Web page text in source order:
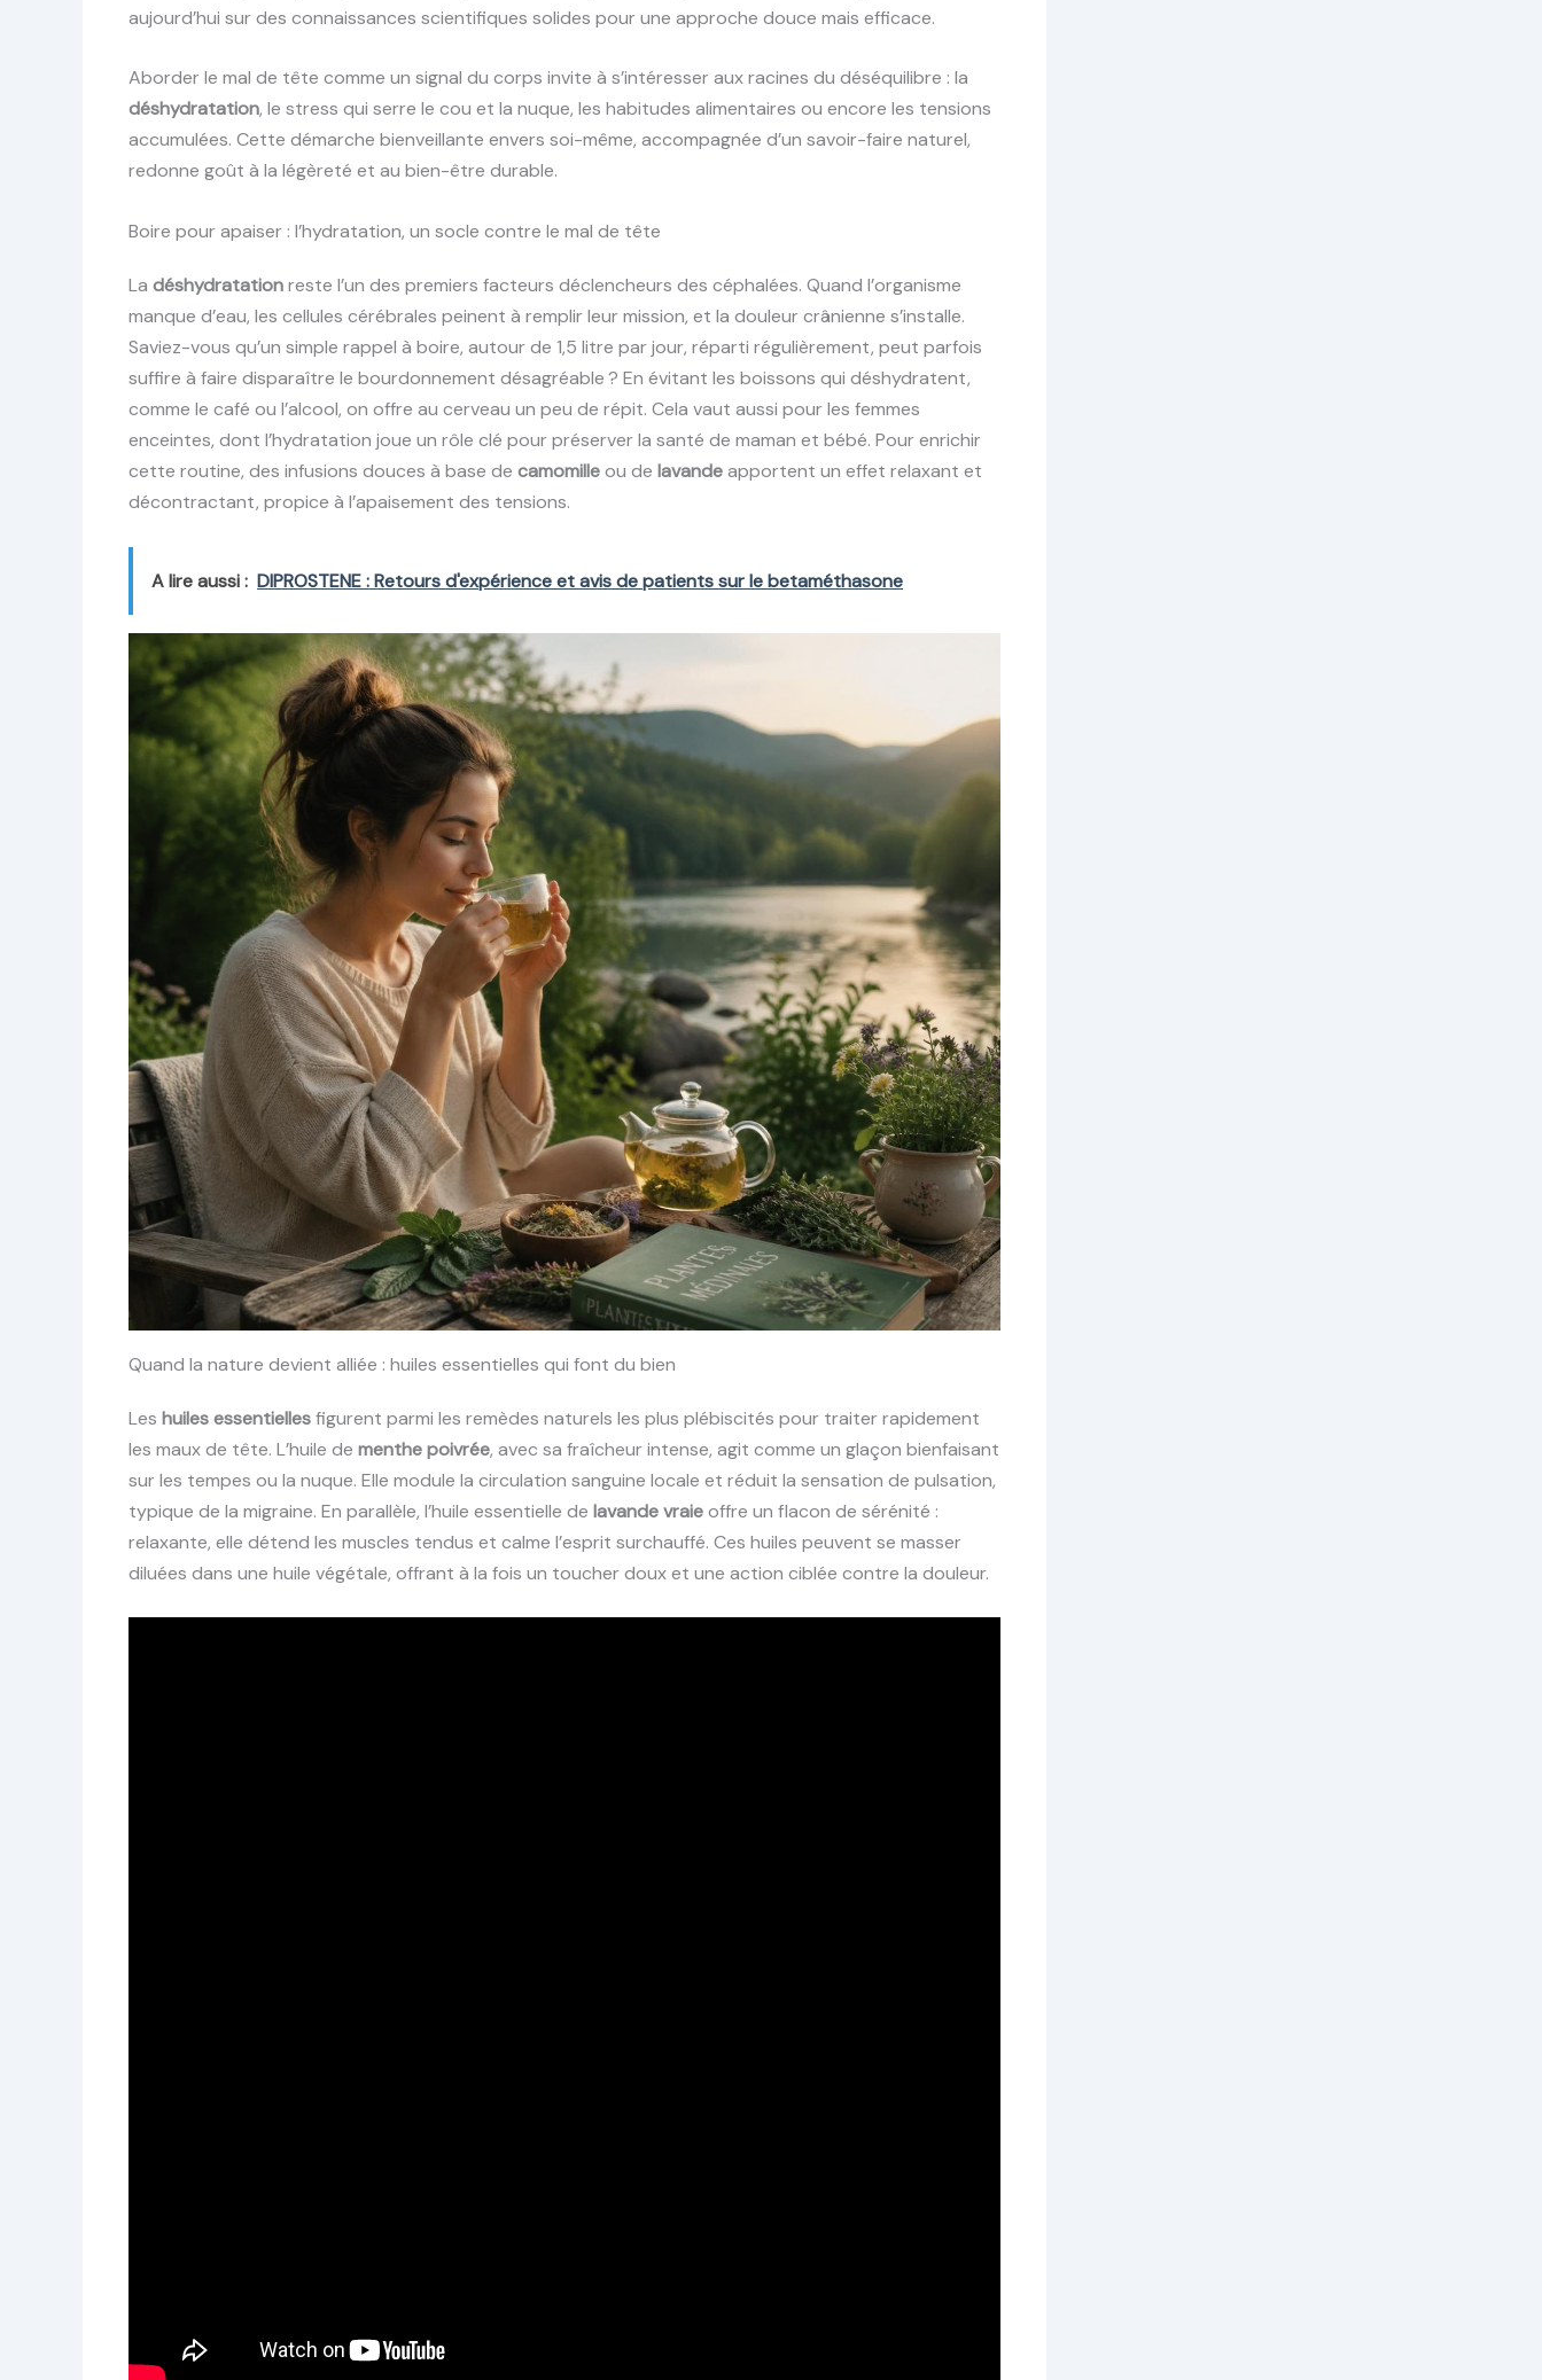
aujourd’hui sur des connaissances scientifiques solides pour une approche douce mais efficace.
Aborder le mal de tête comme un signal du corps invite à s’intéresser aux racines du déséquilibre : la
déshydratation, le stress qui serre le cou et la nuque, les habitudes alimentaires ou encore les tensions
accumulées. Cette démarche bienveillante envers soi-même, accompagnée d’un savoir-faire naturel,
redonne goût à la légèreté et au bien-être durable.
Boire pour apaiser : l’hydratation, un socle contre le mal de tête
La déshydratationreste l’un des premiers facteurs déclencheurs des céphalées. Quand l’organisme
manque d’eau, les cellules cérébrales peinent à remplir leur mission, et la douleur crânienne s’installe.
Saviez-vous qu’un simple rappel à boire, autour de 1,5 litre par jour, réparti régulièrement, peut parfois
suffire à faire disparaître le bourdonnement désagréable ? En évitant les boissons qui déshydratent,
comme le café ou l’alcool, on offre au cerveau un peu de répit. Cela vaut aussi pour les femmes
enceintes, dont l’hydratation joue un rôle clé pour préserver la santé de maman et bébé. Pour enrichir
cette routine, des infusions douces à base de camomilleou de lavandeapportent un effet relaxant et
décontractant, propice à l’apaisement des tensions.
A lire aussi : DIPROSTENE : Retours d'expérience et avis de patients sur le betaméthasone
Quand la nature devient alliée : huiles essentielles qui font du bien
Les huiles essentiellesfigurent parmi les remèdes naturels les plus plébiscités pour traiter rapidement
les maux de tête. L’huile de menthe poivrée, avec sa fraîcheur intense, agit comme un glaçon bienfaisant
sur les tempes ou la nuque. Elle module la circulation sanguine locale et réduit la sensation de pulsation,
typique de la migraine. En parallèle, l’huile essentielle de lavande vraieoffre un flacon de sérénité :
relaxante, elle détend les muscles tendus et calme l’esprit surchauffé. Ces huiles peuvent se masser
diluées dans une huile végétale, offrant à la fois un toucher doux et une action ciblée contre la douleur.